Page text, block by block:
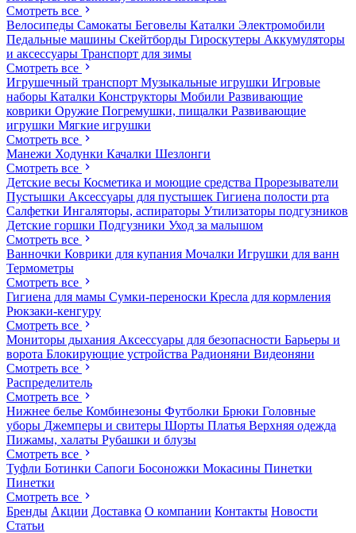
Смотреть все
Велосипеды Самокаты Беговелы Каталки Электромобили
Педальные машины Скейтборды Гироскутеры Аккумуляторы
и аксессуары Транспорт для зимы
Смотреть все
Игрушечный транспорт Музыкальные игрушки Игровые
наборы Каталки Конструкторы Мобили Развивающие
коврики Оружие Погремушки, пищалки Развивающие
игрушки Мягкие игрушки
Смотреть все
Манежи Ходунки Качалки Шезлонги
Смотреть все
Детские весы Косметика и моющие средства Прорезыватели
Пустышки Аксессуары для пустышек Гигиена полости рта
Салфетки Ингаляторы, аспираторы Утилизаторы подгузников
Детские горшки Подгузники Уход за малышом
Смотреть все
Ванночки Коврики для купания Мочалки Игрушки для ванн
Термометры
Смотреть все
Гигиена для мамы Сумки-переноски Кресла для кормления
Рюкзаки-кенгуру
Смотреть все
Мониторы дыхания Аксессуары для безопасности Барьеры и
ворота Блокирующие устройства Радионяни Видеоняни
Смотреть все
Распределитель
Смотреть все
Нижнее белье Комбинезоны Футболки Брюки Головные
уборы Джемперы и свитеры Шорты Платья Верхняя одежда
Пижамы, халаты Рубашки и блузы
Смотреть все
Туфли Ботинки Сапоги Босоножки Мокасины Пинетки
Пинетки
Смотреть все
Бренды Акции Доставка О компании Контакты Новости
Статьи